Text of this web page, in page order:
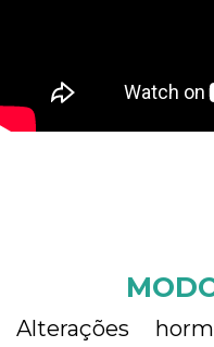
Alterações